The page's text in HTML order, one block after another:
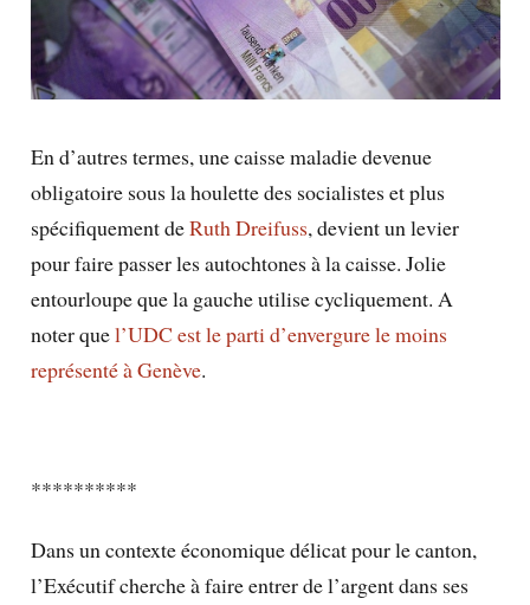
En d’autres termes, une caisse maladie devenue
obligatoire sous la houlette des socialistes et plus
spécifiquement deRuth Dreifuss, devient un levier
pour faire passer les autochtones à la caisse. Jolie
entourloupe que la gauche utilise cycliquement. A
noter quel’UDC est le parti d’envergure le moins
représenté à Genève.
**********
Dans un contexte économique délicat pour le canton,
l’Exécutif cherche à faire entrer de l’argent dans ses